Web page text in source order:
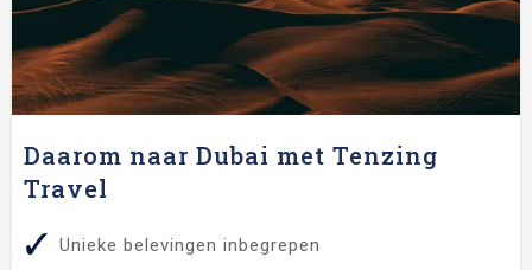
Daarom naar Dubai met Tenzing
Travel
Unieke belevingen inbegrepen